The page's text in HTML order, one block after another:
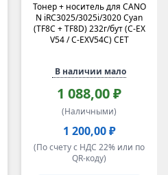
Тонер + носитель для CANO
N iRC3025/3025i/3020 Cyan
(TF8C + TF8D) 232г/бут (C-EX
V54 / C-EXV54C) CET
В наличии мало
1 088,00 ₽
(Наличными)
1 200,00 ₽
(По счету с НДС 22% или по
QR-коду)